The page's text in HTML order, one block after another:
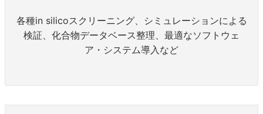
各種in silicoスクリーニング、シミュレーションによる
検証、化合物データベース整理、最適なソフトウェ
ア・システム導入など